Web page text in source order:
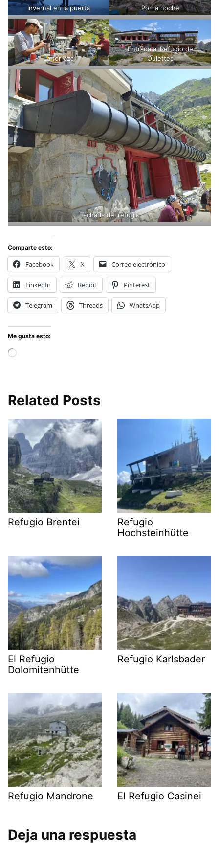
Invernal en la puerta Por la noche
La terraza
Entrada al Refugio de
Oulettes
Fachada del refugio
Comparte esto:
Facebook X Correo electrónico
LinkedIn Reddit Pinterest
Telegram Threads WhatsApp
Me gusta esto:
Related Posts
Refugio Brentei
Refugio
Hochsteinhütte
El Refugio
Dolomitenhütte
Refugio Karlsbader
Refugio Mandrone El Refugio Casinei
Deja una respuesta